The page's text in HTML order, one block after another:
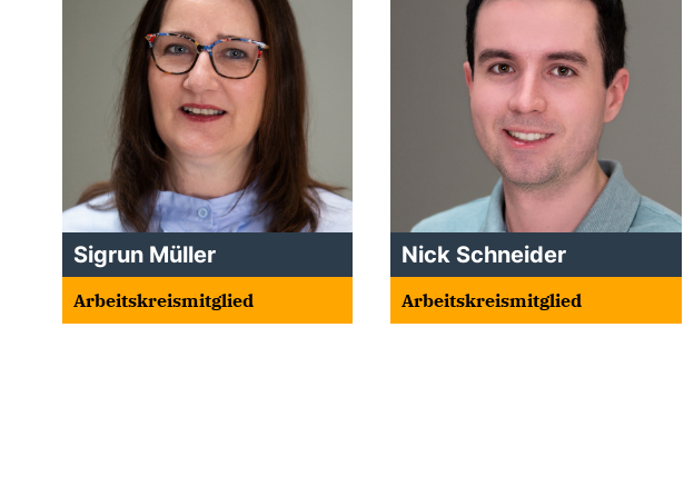
Sigrun Müller
Arbeitskreismitglied
Nick Schneider
Arbeitskreismitglied